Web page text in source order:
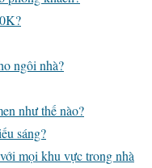
ngôi nhà?
như thế nào?
sáng?
mọi khu vực trong nhà